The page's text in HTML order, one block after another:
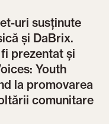
uri susținute
și DaBrix.
prezentat și
Youth
la promovarea
comunitare